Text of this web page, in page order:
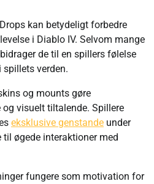
kan betydeligt forbedre
i Diablo IV. Selvom mange
de til en spillers følelse
verden.
og mounts gøre
visuelt tiltalende. Spillere
eksklusive genstande under
øgede interaktioner med
fungere som motivation for